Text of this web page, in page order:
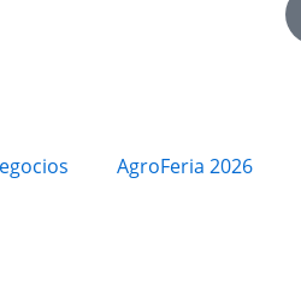
AgroFeria 2026